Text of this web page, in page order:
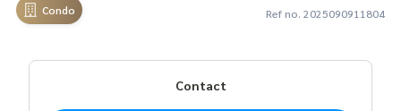
Condo Ref no. 2025090911804
Contact